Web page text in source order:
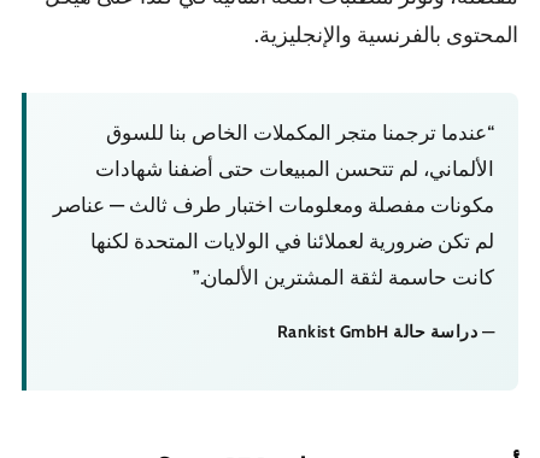
المحتوى بالفرنسية والإنجليزية.
“عندما ترجمنا متجر المكملات الخاص بنا للسوق
الألماني، لم تتحسن المبيعات حتى أضفنا شهادات
مكونات مفصلة ومعلومات اختبار طرف ثالث — عناصر
لم تكن ضرورية لعملائنا في الولايات المتحدة لكنها
كانت حاسمة لثقة المشترين الألمان.”
— دراسة حالة Rankist GmbH